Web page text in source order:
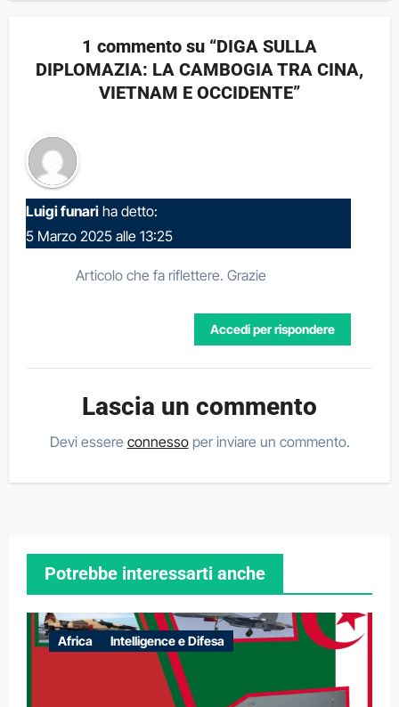
1 commento su “DIGA SULLA
DIPLOMAZIA: LA CAMBOGIA TRA CINA,
VIETNAM E OCCIDENTE”
Luigi funari ha detto:
5 Marzo 2025 alle 13:25
Articolo che fa riflettere. Grazie
Accedi per rispondere
Lascia un commento
Devi essere connessoper inviare un commento.
Potrebbe interessarti anche
Africa Intelligence e Difesa